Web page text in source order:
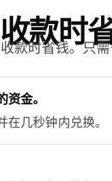
款时
款时省钱。只
金。
几秒钟内兑换。